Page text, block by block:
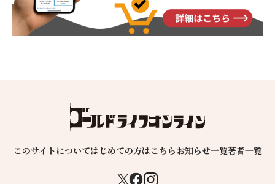
このサイトについてはじめての方はこちらお知らせ一覧著者一覧